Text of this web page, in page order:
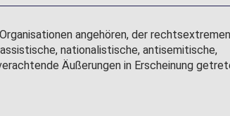
angehören, der rechtsextremen
nationalistische, antisemitische,
Äußerungen in Erscheinung